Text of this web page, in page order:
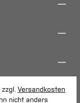
Versandkosten
nicht anders